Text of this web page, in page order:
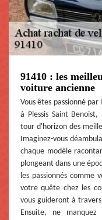
91410 : les
voiture ancienne
Vous êtes passionné
à Plessis Saint
tour d'horizon des
Imaginez-vous
chaque modèle
plongeant dans une
les passionnés comme
votre quête chez les
vous guideront à
Ensuite, ne manquez